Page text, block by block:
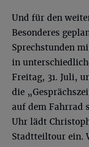
Und für den
Besonderes
Sprechstunden
in
Freitag, 31. Juli,
die
auf dem Fahrrad
Uhr lädt
Stadtteiltour ein.